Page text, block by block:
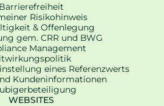
Barrierefreiheit
Risikohinweis
& Offenlegung
gem. CRR und BWG
Management
eines Referenzwerts
Kundeninformationen
WEBSITES